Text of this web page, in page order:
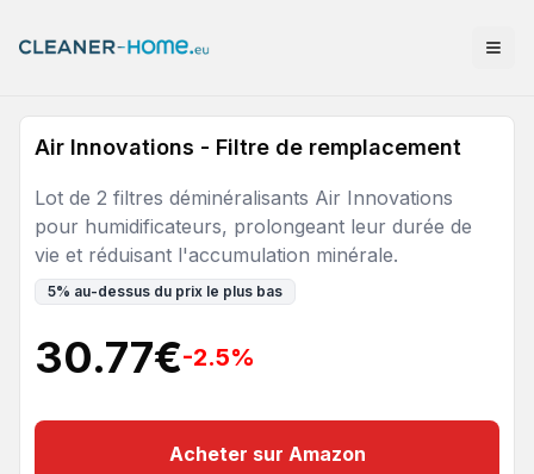
Air Innovations - Filtre de remplacement
Lot de 2 filtres déminéralisants Air Innovations
pour humidificateurs, prolongeant leur durée de
vie et réduisant l'accumulation minérale.
5% au-dessus du prix le plus bas
30.77€-2.5%
Acheter sur Amazon